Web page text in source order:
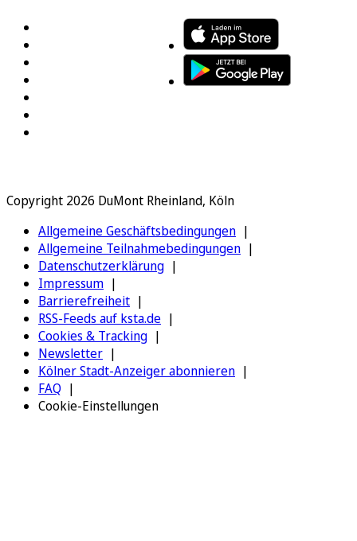
Copyright 2026 DuMont Rheinland, Köln
Allgemeine Geschäftsbedingungen
Allgemeine Teilnahmebedingungen
Datenschutzerklärung
Impressum
Barrierefreiheit
RSS-Feeds auf ksta.de
Cookies & Tracking
Newsletter
Kölner Stadt-Anzeiger abonnieren
FAQ
Cookie-Einstellungen